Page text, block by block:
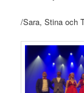
/Sara, Stina och